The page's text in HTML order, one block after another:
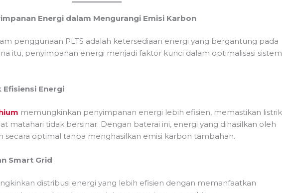
Energi dalam Mengurangi Emisi Karbon
penggunaan PLTS adalah ketersediaan energi yang bergantung pada
itu, penyimpanan energi menjadi faktor kunci dalam optimalisasi sistem
Energi
memungkinkan penyimpanan energi lebih efisien, memastikan listrik
matahari tidak bersinar. Dengan baterai ini, energi yang dihasilkan oleh
secara optimal tanpa menghasilkan emisi karbon tambahan.
Smart Grid
distribusi energi yang lebih efisien dengan memanfaatkan